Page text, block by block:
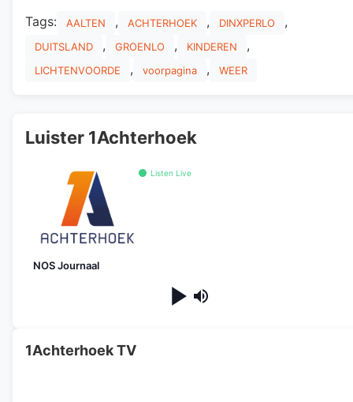
Tags: AALTEN , ACHTERHOEK , DINXPERLO ,
DUITSLAND , GROENLO , KINDEREN ,
LICHTENVOORDE , voorpagina , WEER
Luister 1Achterhoek
Listen Live
NOS Journaal
1Achterhoek TV